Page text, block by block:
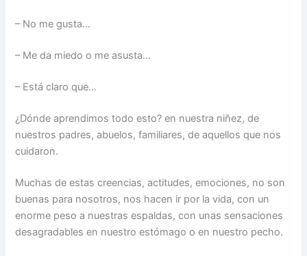
– No me gusta…
– Me da miedo o me asusta…
– Está claro que…
¿Dónde aprendimos todo esto? en nuestra niñez, de
nuestros padres, abuelos, familiares, de aquellos que nos
cuidaron.
Muchas de estas creencias, actitudes, emociones, no son
buenas para nosotros, nos hacen ir por la vida, con un
enorme peso a nuestras espaldas, con unas sensaciones
desagradables en nuestro estómago o en nuestro pecho.